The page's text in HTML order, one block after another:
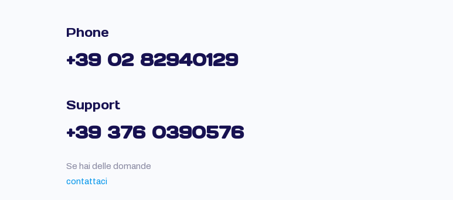
Phone
+39 02 82940129
Support
+39 376 0390576
Se hai delle domande
contattaci